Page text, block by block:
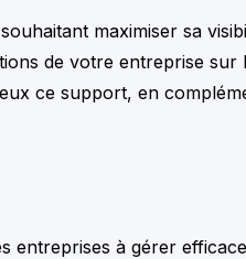
maximiser sa
de votre entreprise
ce support, en
entreprises à gérer